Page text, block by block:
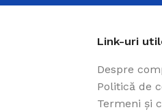
Link-uri
Despre
Politică de
Termeni și